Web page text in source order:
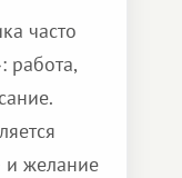
часто
работа,
и желание